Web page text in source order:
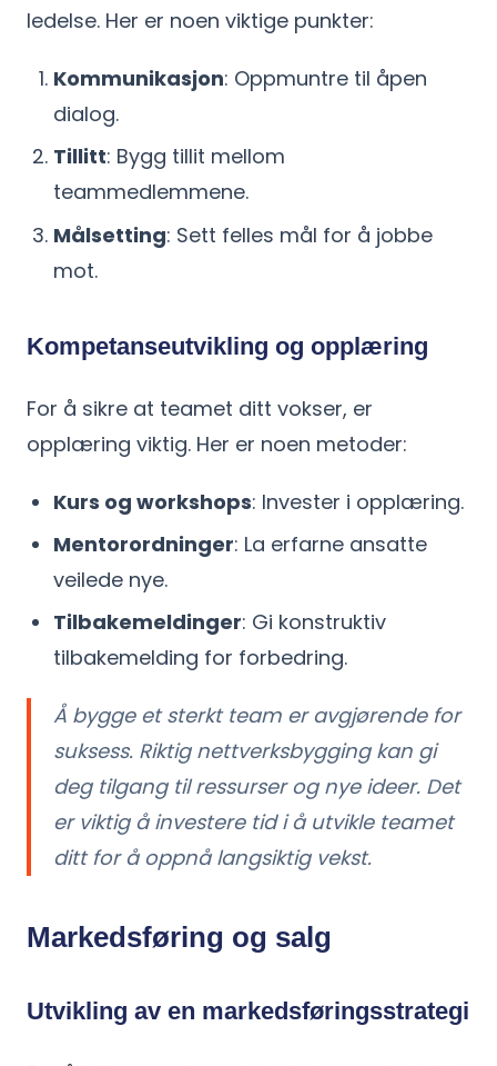
ledelse. Her er noen viktige punkter:
Kommunikasjon: Oppmuntre til åpen
dialog.
Tillitt: Bygg tillit mellom
teammedlemmene.
Målsetting: Sett felles mål for å jobbe
mot.
Kompetanseutvikling og opplæring
For å sikre at teamet ditt vokser, er
opplæring viktig. Her er noen metoder:
Kurs og workshops: Invester i opplæring.
Mentorordninger: La erfarne ansatte
veilede nye.
Tilbakemeldinger: Gi konstruktiv
tilbakemelding for forbedring.
Å bygge et sterkt team er avgjørende for
suksess. Riktig nettverksbygging kan gi
deg tilgang til ressurser og nye ideer. Det
er viktig å investere tid i å utvikle teamet
ditt for å oppnå langsiktig vekst.
Markedsføring og salg
Utvikling av en markedsføringsstrategi